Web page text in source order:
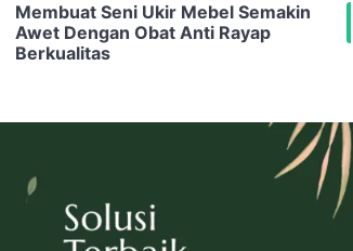
Membuat Seni Ukir Mebel Semakin
Awet Dengan Obat Anti Rayap
Berkualitas